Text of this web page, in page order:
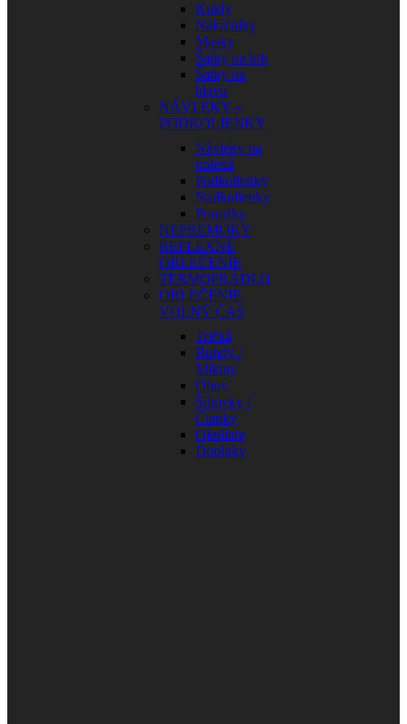
Kukly
Nákrčníky
Masky
Šatky na krk
Šatky na
hlavu
NÁVLEKY –
PODKOLIENKY
Návleky na
kolená
Podkolienky
Nadkolienky
Ponožky
NEPREMOKY
REFLEXNÉ
OBLEČENIE
TERMOPRÁDLO
OBLEČENIE
VOĽNÝ ČAS
Tričká
Bundy /
Mikiny
Obuv
Šiltovky /
Čiapky
Okuliare
Doplnky